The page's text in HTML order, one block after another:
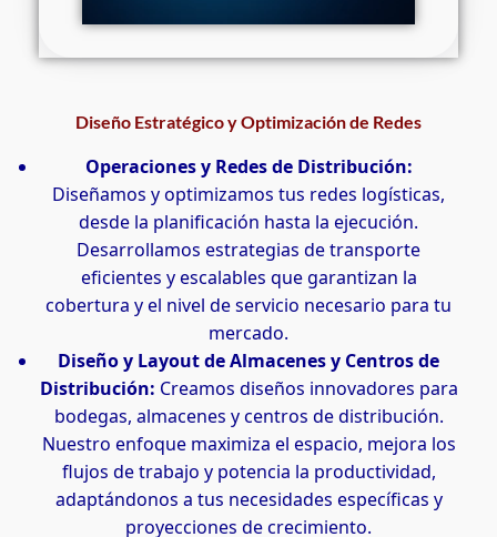
Diseño Estratégico y Optimización de Redes
Operaciones y Redes de Distribución:
Diseñamos y optimizamos tus redes logísticas,
desde la planificación hasta la ejecución.
Desarrollamos estrategias de transporte
eficientes y escalables que garantizan la
cobertura y el nivel de servicio necesario para tu
mercado.
Diseño y Layout de Almacenes y Centros de
Distribución: Creamos diseños innovadores para
bodegas, almacenes y centros de distribución.
Nuestro enfoque maximiza el espacio, mejora los
flujos de trabajo y potencia la productividad,
adaptándonos a tus necesidades específicas y
proyecciones de crecimiento.